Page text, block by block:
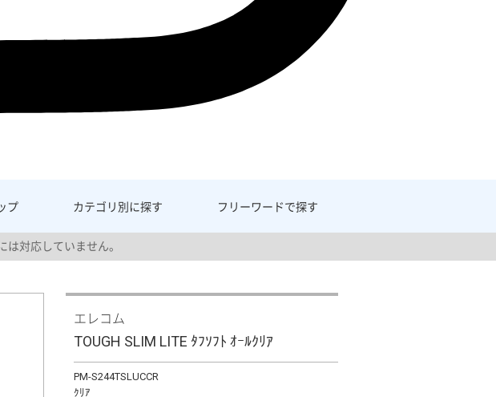
プ カテゴリ別に探す フリーワードで探す
対応していません。
エレコム
TOUGH SLIM LITE ﾀﾌｿﾌﾄ ｵｰﾙｸﾘｱ
PM-S244TSLUCCR
ｸﾘｱ